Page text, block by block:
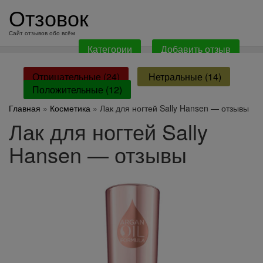
содержанию
Отзовок
Сайт отзывов обо всём
Категории Добавить отзыв
Отрицательные (24)
Нетральные (14)
Положительные (12)
Главная » Косметика » Лак для ногтей Sally Hansen — отзывы
Лак для ногтей Sally
Hansen — отзывы